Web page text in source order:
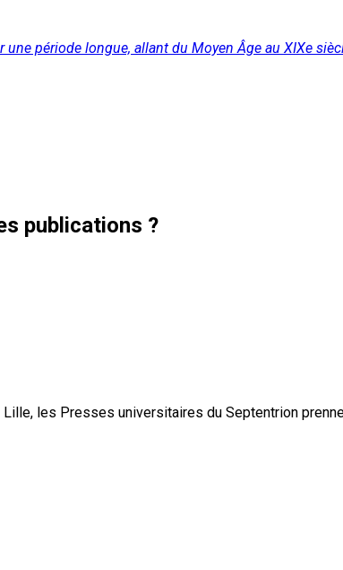
période longue, allant du Moyen Âge au XIXe
publications ?
les Presses universitaires du Septentrion